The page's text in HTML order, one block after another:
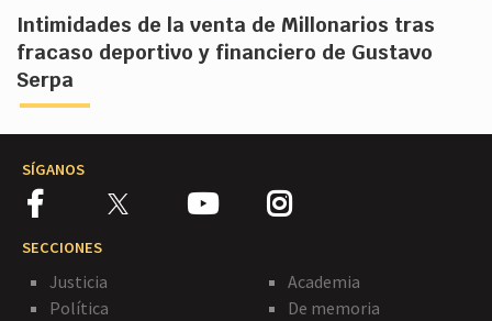
Intimidades de la venta de Millonarios tras
fracaso deportivo y financiero de Gustavo
Serpa
SÍGANOS
SECCIONES
Justicia
Política
Academia
De memoria